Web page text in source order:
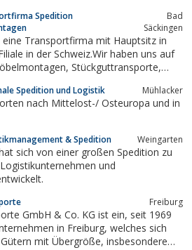
Spedition
Bad
Säckingen
eine Transportfirma mit Hauptsitz in
in der Schweiz.Wir haben uns auf
Stückguttransporte,
und Europa spezialisiert.
unser...
Spedition und Logistik Mühlacker
nach Mittelost-/ Osteuropa und in
& Spedition Weingarten
sich von einer großen Spedition zu
und
Freiburg
& Co. KG ist ein, seit 1969
in Freiburg, welches sich
Übergröße, insbesondere